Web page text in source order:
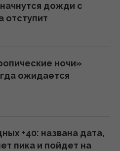
удары
эскалацией атаки в
об ограничении
рождения в США
в Германии
дожди с
отступит
ночи»
ожидается
+40: названа дата,
пика и пойдет на